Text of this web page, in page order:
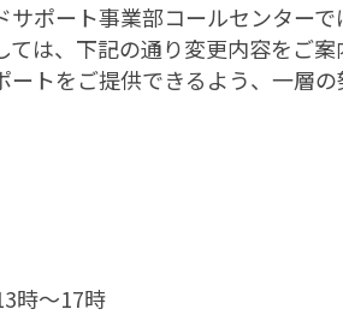
サポート事業部コールセンター
は、下記の通り変更内容をご案
トをご提供できるよう、一層
時～17時